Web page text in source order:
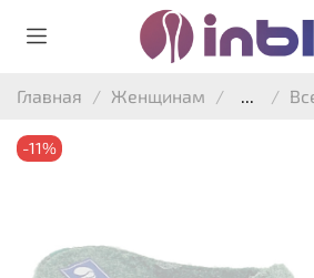
Главная Женщинам ...
-11%